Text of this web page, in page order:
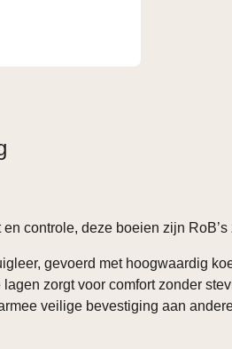
controle, deze boeien zijn
gevoerd met hoogwaardig
zorgt voor comfort zonder
veilige bevestiging aan